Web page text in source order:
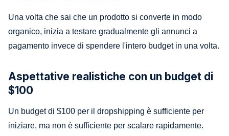
Una volta che sai che un prodotto si converte in modo
organico, inizia a testare gradualmente gli annunci a
pagamento invece di spendere l'intero budget in una volta.
Aspettative realistiche con un budget di
$100
Un budget di $100 per il dropshipping è sufficiente per
iniziare, ma non è sufficiente per scalare rapidamente.